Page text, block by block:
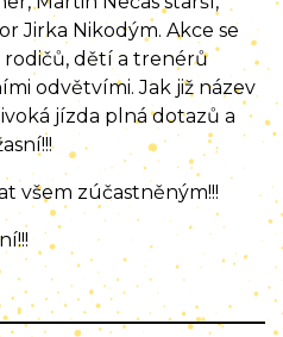
Jirka Nikodým. Akce se
rodičů, dětí a trenérů
odvětvími. Jak již název
jízda plná dotazů a
všem zúčastněným!!!